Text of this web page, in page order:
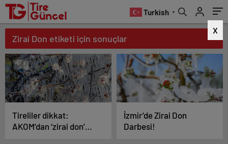
Turkish ▼
X
Zirai Don etiketi için sonuçlar
Tireliler dikkat:
AKOM’dan ‘zirai don’
İzmir’de Zirai Don
Darbesi!